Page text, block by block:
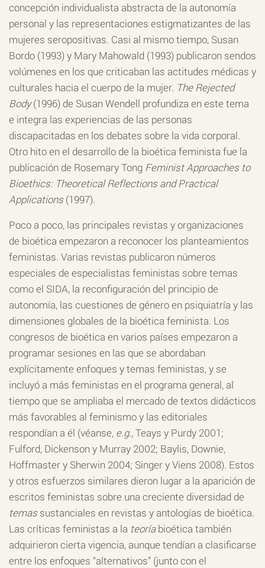
concepción individualista abstracta de la autonomía
personal y las representaciones estigmatizantes de las
mujeres seropositivas. Casi al mismo tiempo, Susan
Bordo (1993) y Mary Mahowald (1993) publicaron sendos
volúmenes en los que criticaban las actitudes médicas y
culturales hacia el cuerpo de la mujer. The Rejected
Body(1996) de Susan Wendell profundiza en este tema
e integra las experiencias de las personas
discapacitadas en los debates sobre la vida corporal.
Otro hito en el desarrollo de la bioética feminista fue la
publicación de Rosemary Tong Feminist Approaches to
Bioethics: Theoretical Reflections and Practical
Applications(1997).
Poco a poco, las principales revistas y organizaciones
de bioética empezaron a reconocer los planteamientos
feministas. Varias revistas publicaron números
especiales de especialistas feministas sobre temas
como el SIDA, la reconfiguración del principio de
autonomía, las cuestiones de género en psiquiatría y las
dimensiones globales de la bioética feminista. Los
congresos de bioética en varios países empezaron a
programar sesiones en las que se abordaban
explícitamente enfoques y temas feministas, y se
incluyó a más feministas en el programa general, al
tiempo que se ampliaba el mercado de textos didácticos
más favorables al feminismo y las editoriales
respondían a él (véanse, e.g., Teays y Purdy 2001;
Fulford, Dickenson y Murray 2002; Baylis, Downie,
Hoffmaster y Sherwin 2004; Singer y Viens 2008). Estos
y otros esfuerzos similares dieron lugar a la aparición de
escritos feministas sobre una creciente diversidad de
temassustanciales en revistas y antologías de bioética.
Las críticas feministas a la teoríabioética también
adquirieron cierta vigencia, aunque tendían a clasificarse
entre los enfoques “alternativos” (junto con el